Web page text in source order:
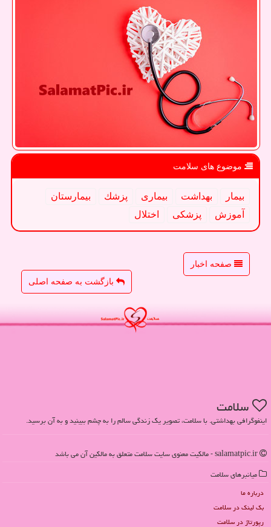
موضوع های سلامت
بیمار بهداشت بیماری پزشك
بیمارستان
آموزش
پزشكی اختلال
صفحه اخبار
بازگشت به صفحه اصلی
سلامت
اینفوگرافی بهداشتی. با سلامت، تصویر یک زندگی سالم را به چشم ببینید و به آن برسید.
میانبرهای سلامت
درباره ما
بک لینک در سلامت
رپورتاژ در سلامت